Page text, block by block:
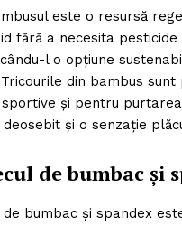
este o resursă
fără a necesita pesticide
l o opțiune
din bambus
și pentru
și o senzație
de bumbac și
de bumbac și spandex